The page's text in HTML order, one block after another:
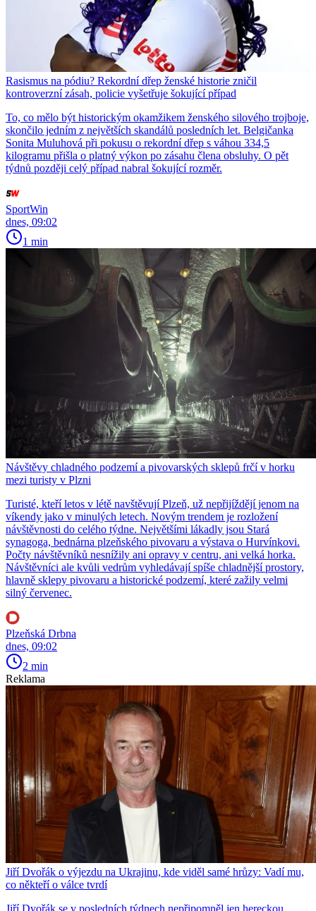
Rasismus na pódiu? Rekordní dřep ženské historie zničil
kontroverzní zásah, policie vyšetřuje šokující případ
To, co mělo být historickým okamžikem ženského silového trojboje,
skončilo jedním z největších skandálů posledních let. Belgičanka
Sonita Muluhová při pokusu o rekordní dřep s váhou 334,5
kilogramu přišla o platný výkon po zásahu člena obsluhy. O pět
týdnů později celý případ nabral šokující rozměr.
SportWin
dnes, 09:02
1 min
Návštěvy chladného podzemí a pivovarských sklepů frčí v horku
mezi turisty v Plzni
Turisté, kteří letos v létě navštěvují Plzeň, už nepřijíždějí jenom na
víkendy jako v minulých letech. Novým trendem je rozložení
návštěvnosti do celého týdne. Největšími lákadly jsou Stará
synagoga, bednárna plzeňského pivovaru a výstava o Hurvínkovi.
Počty návštěvníků nesnížily ani opravy v centru, ani velká horka.
Návštěvníci ale kvůli vedrům vyhledávají spíše chladnější prostory,
hlavně sklepy pivovaru a historické podzemí, které zažily velmi
silný červenec.
Plzeňská Drbna
dnes, 09:02
2 min
Reklama
Jiří Dvořák o výjezdu na Ukrajinu, kde viděl samé hrůzy: Vadí mu,
co někteří o válce tvrdí